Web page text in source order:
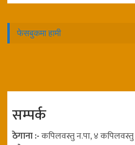
फेसबुकमा हामी
सम्पर्क
ठेगाना :-कपिलवस्तु न.पा, ४ कपिलवस्तु